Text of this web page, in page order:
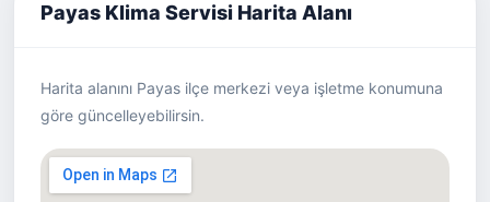
Payas Klima Servisi Harita Alanı
Harita alanını Payas ilçe merkezi veya işletme konumuna
göre güncelleyebilirsin.